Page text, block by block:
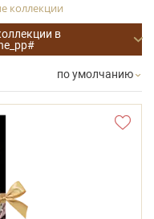
коллекции
в
по умолчанию